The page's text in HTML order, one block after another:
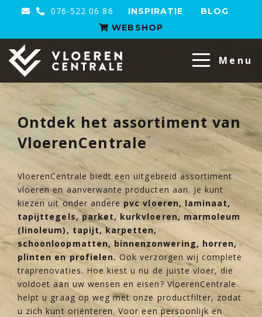
076-522 06 86 INSPIRATIE
BLOG
WEBSHOP
VloerenCentrale
Menu
Ontdek het assortiment van
VloerenCentrale
VloerenCentrale biedt een uitgebreid assortiment
vloeren en aanverwante producten aan. Je kunt
kiezen uit onder andere pvc vloeren, laminaat,
tapijttegels, parket, kurkvloeren, marmoleum
(linoleum), tapijt, karpetten,
schoonloopmatten, binnenzonwering, horren,
plinten en profielen. Ook verzorgen wij complete
traprenovaties. Hoe kiest u nu de juiste vloer, die
voldoet aan uw wensen en eisen? VloerenCentrale
helpt u graag op weg met onze productfilter, zodat
u zich kunt oriënteren. Voor een persoonlijk en